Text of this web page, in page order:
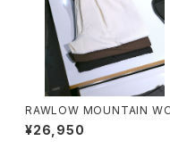
RAWLOW MOUNTAIN
KS / HIKER BAKER PANTS
¥26,950